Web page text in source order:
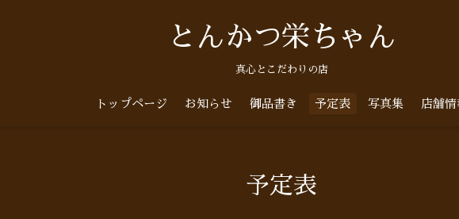
とんかつ栄ちゃん
真心とこだわりの店
トップページ お知らせ 御品書き 予定表 写真集 店舗情
予定表